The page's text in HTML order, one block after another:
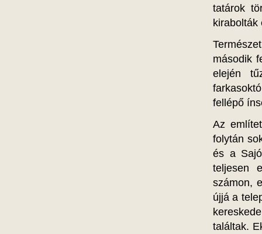
tatárok
kirabolták
második
elején
fellépő
Az
folytán
és a
teljesen
számon,
újjá a
találtak.